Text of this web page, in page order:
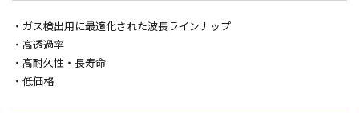
・ガス検出用に最適化された波長ラインナップ
・高透過率
・高耐久性・長寿命
・低価格